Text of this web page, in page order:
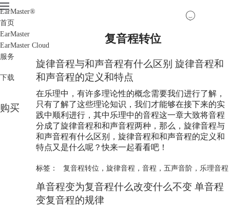
EarMaster®
首页
EarMaster
EarMaster Cloud
服务
下载
购买
复音程转位
旋律音程与和声音程有什么区别 旋律音程和
和声音程的定义和特点
在乐理中，有许多理论性的概念需要我们进行了解，
只有了解了这些理论知识，我们才能够在接下来的实
践中顺利进行，其中乐理中的音程这一章大致将音程
分成了旋律音程和和声音程两种，那么，旋律音程与
和声音程有什么区别，旋律音程和和声音程的定义和
特点又是什么呢？快来一起看看吧！
标签： 复音程转位 ， 旋律音程 ， 音程 ， 五声音阶， 乐理音程
单音程变为复音程什么改变什么不变 单音程
变复音程的规律